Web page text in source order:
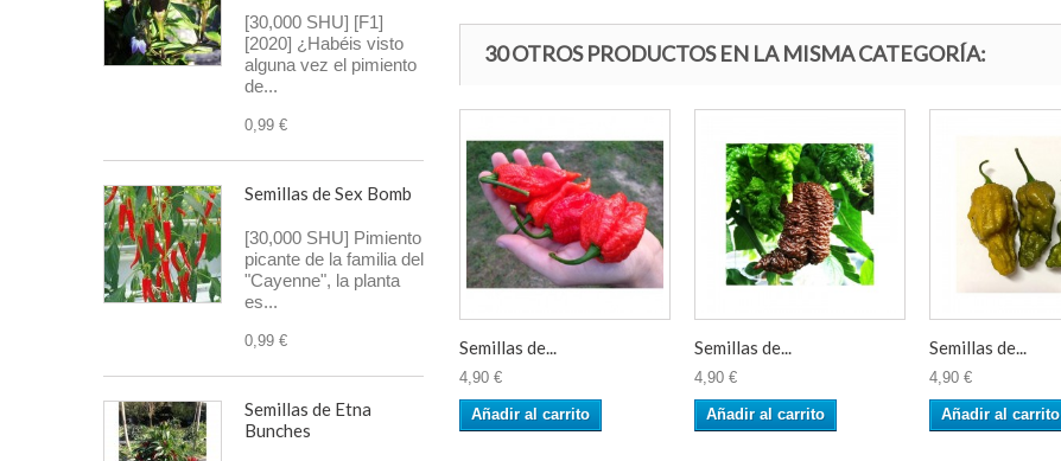
[30,000 SHU] [F1]
[2020] ¿Habéis visto
alguna vez el pimiento
de...
0,99 €
Semillas de Sex Bomb
[30,000 SHU] Pimiento
picante de la familia del
"Cayenne", la planta
es...
0,99 €
Semillas de Etna
Bunches
30 OTROS PRODUCTOS EN LA MISMA CATEGORÍA:
Semillas de...
4,90 €
Añadir al carrito
Semillas de...
4,90 €
Añadir al carrito
Semillas de...
4,90 €
Añadir al carrito